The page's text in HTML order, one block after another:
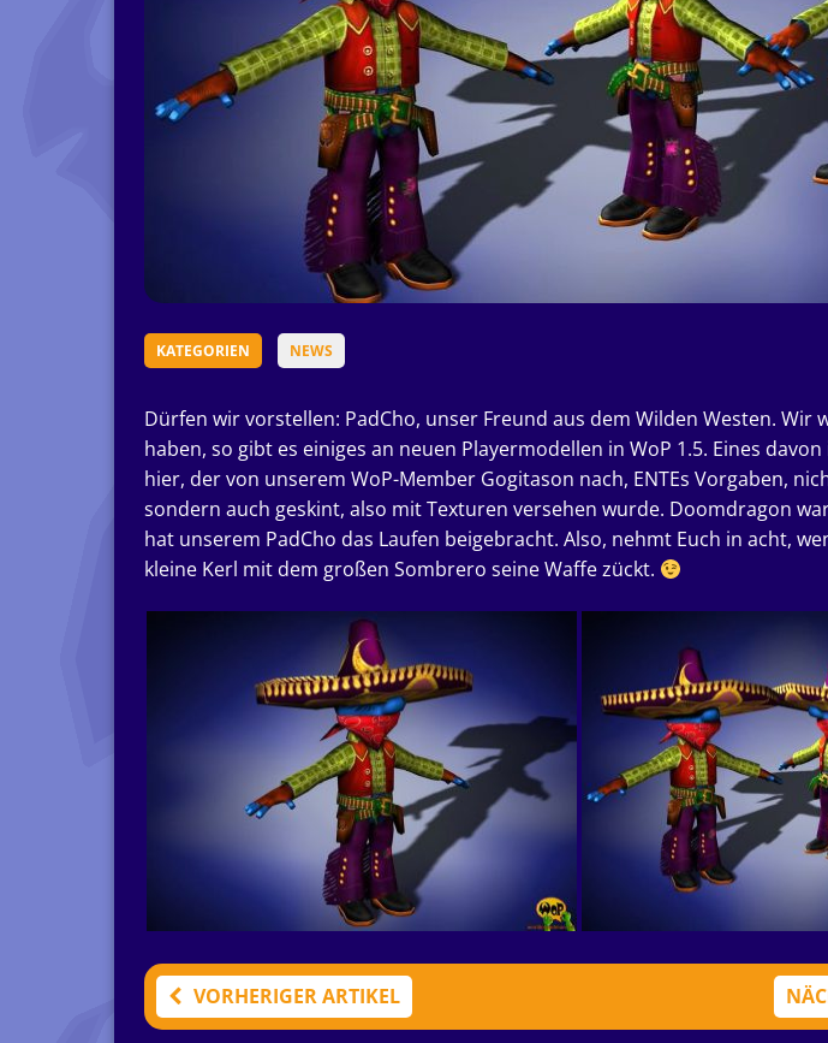
KATEGORIEN NEWS
Dürfen wir vorstellen: PadCho, unser Freund aus dem Wilden Westen. Wir
haben, so gibt es einiges an neuen Playermodellen in WoP 1.5. Eines
hier, der von unserem WoP-Member Gogitason nach, ENTEs Vorgaben,
sondern auch geskint, also mit Texturen versehen wurde. Doomdragon
hat unserem PadCho das Laufen beigebracht. Also, nehmt Euch in acht,
kleine Kerl mit dem großen Sombrero seine Waffe zückt.
VORHERIGER ARTIKEL